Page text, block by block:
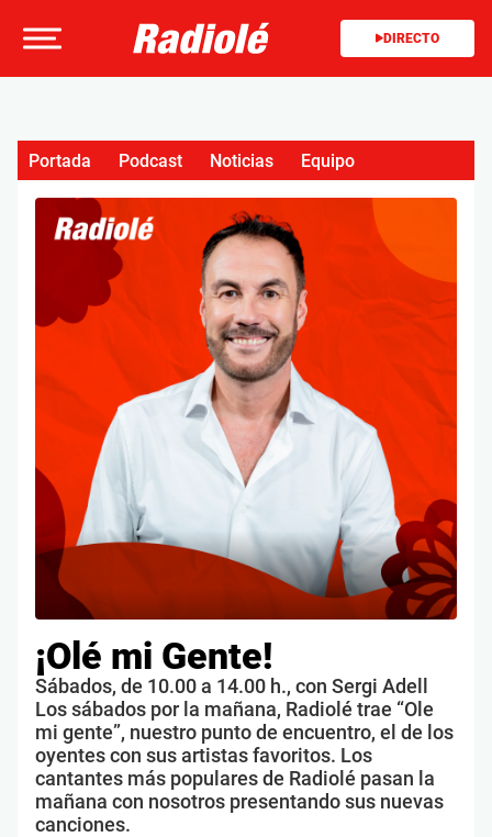
DIRECTO
¡Olé mi Gente!
Sábados, de 10.00 a 14.00 h., con Sergi Adell
Los sábados por la mañana, Radiolé trae “Ole
mi gente”, nuestro punto de encuentro, el de los
oyentes con sus artistas favoritos. Los
cantantes más populares de Radiolé pasan la
mañana con nosotros presentando sus nuevas
canciones.
Portada Podcast Noticias Equipo